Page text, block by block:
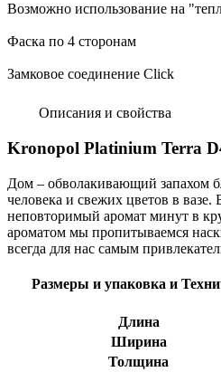
Возможно использование на
Фаска по 4 сторонам
Замковое соединение Click
Описания и свойства
Kronopol Platinium Terra
Дом – обволакивающий запахом
человека и свежих цветов в
неповторимый аромат минут в
ароматом мы пропитываемся
всегда для нас самым
Размеры и упаковка и
Длина
Ширина
Толщина